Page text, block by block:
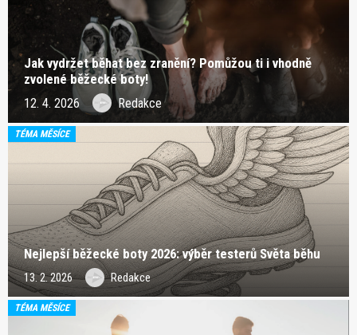
Jak vydržet běhat bez zranění? Pomůžou ti i vhodně
zvolené běžecké boty!
12. 4. 2026 Redakce
TÉMA MĚSÍCE
Nejlepší běžecké boty 2026: výběr testerů Světa běhu
13. 2. 2026 Redakce
TÉMA MĚSÍCE